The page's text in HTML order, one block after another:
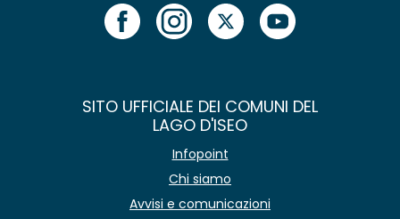
SITO UFFICIALE DEI COMUNI DEL
LAGO D'ISEO
Infopoint
Chi siamo
Avvisi e comunicazioni